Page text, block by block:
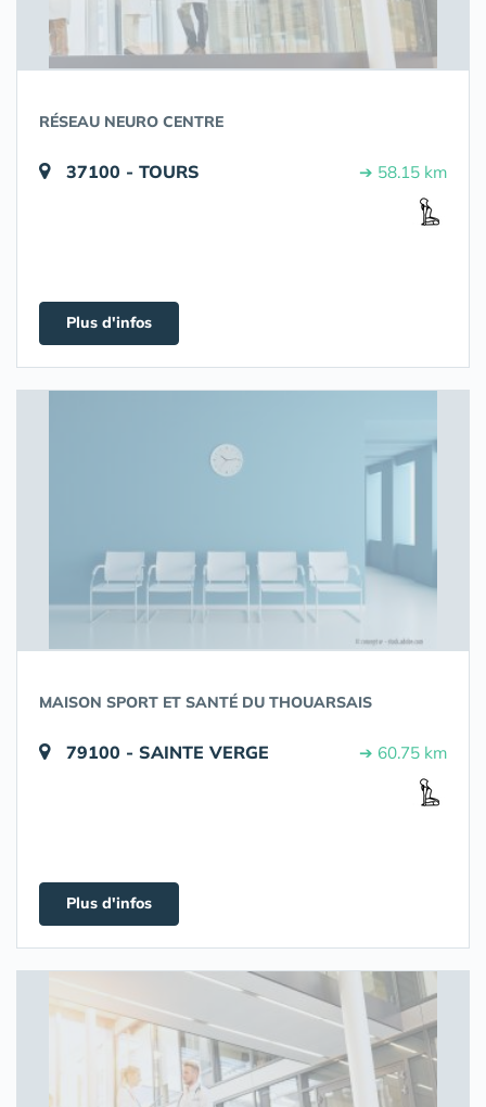
RÉSEAU NEURO CENTRE
37100 - TOURS ➔ 58.15 km
Plus d'infos
MAISON SPORT ET SANTÉ DU THOUARSAIS
79100 - SAINTE VERGE ➔ 60.75 km
Plus d'infos